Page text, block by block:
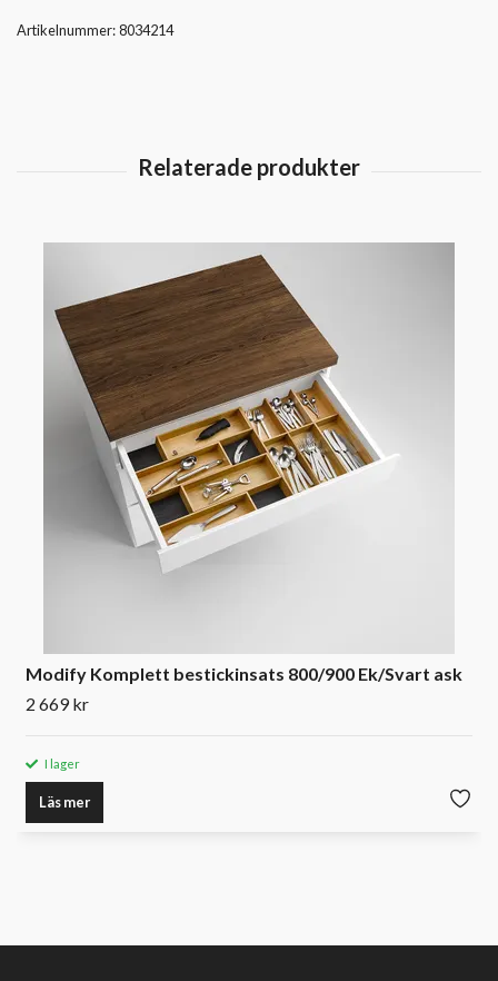
Artikelnummer:8034214
Modify Komplett bestickinsats 800/900 Ek/Svart ask
2 669 kr
I lager
Läs mer